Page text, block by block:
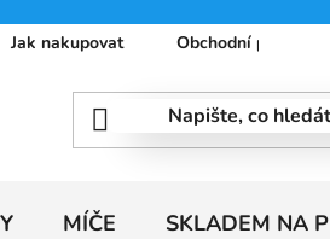
Jak nakupovat Obchodní podmínky
MÍČE SKLADEM NA